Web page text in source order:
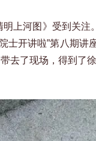
上河图》受到关
士开讲啦”第八期
去了现场，得到了